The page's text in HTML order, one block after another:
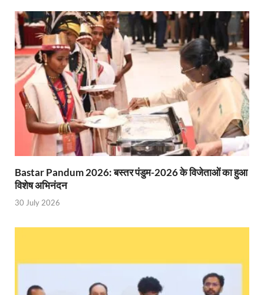
Baster’s New Picture: बस्तर की नई तस्वीर: मैदान में
पीएम मोदी के संबोधन की बड़ी बातें
Modern Composite Sleepers: एआई की मदद से ट्रैक
Char Dham Yatra Action Plan: चारधाम यात्रा-
Katra Banihal Special Train: कटरा – बनिहाल के
Aerial Survey: सीएम योगी के निर्देश पर उप मुख्यमंत्री व
Ancient Manuscripts: वैश्विक मंच तक पहुंचेगा भारतीय
Big Blueprint for Bastar: बस्तर के लिए बड़ा ब्लूप्रिंट:
Women E Rickshaw Pilots: यूपी में तैयार हो रही
Jewar International Airport: यूपी में विकास अब
Bastar Pandum 2026: बस्तर पंडुम-2026 के विजेताओं का हुआ
विशेष अभिनंदन
30 July 2026